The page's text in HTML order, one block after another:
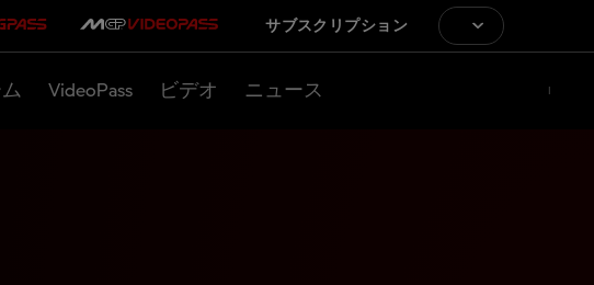
サブスクリプション
VideoPass ビデオ ニュース